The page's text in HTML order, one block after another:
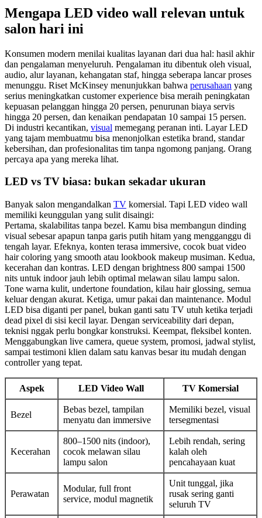
Mengapa LED video wall relevan untuk
salon hari ini
Konsumen modern menilai kualitas layanan dari dua hal: hasil akhir
dan pengalaman menyeluruh. Pengalaman itu dibentuk oleh visual,
audio, alur layanan, kehangatan staf, hingga seberapa lancar proses
menunggu. Riset McKinsey menunjukkan bahwa perusahaan yang
serius meningkatkan customer experience bisa meraih peningkatan
kepuasan pelanggan hingga 20 persen, penurunan biaya servis
hingga 20 persen, dan kenaikan pendapatan 10 sampai 15 persen.
Di industri kecantikan, visual memegang peranan inti. Layar LED
yang tajam membuatmu bisa menonjolkan estetika brand, standar
kebersihan, dan profesionalitas tim tanpa ngomong panjang. Orang
percaya apa yang mereka lihat.
LED vs TV biasa: bukan sekadar ukuran
Banyak salon mengandalkan TV komersial. Tapi LED video wall
memiliki keunggulan yang sulit disaingi:
Pertama, skalabilitas tanpa bezel. Kamu bisa membangun dinding
visual sebesar apapun tanpa garis putih hitam yang mengganggu di
tengah layar. Efeknya, konten terasa immersive, cocok buat video
hair coloring yang smooth atau lookbook makeup musiman. Kedua,
kecerahan dan kontras. LED dengan brightness 800 sampai 1500
nits untuk indoor jauh lebih optimal melawan silau lampu salon.
Tone warna kulit, undertone foundation, kilau hair glossing, semua
keluar dengan akurat. Ketiga, umur pakai dan maintenance. Modul
LED bisa diganti per panel, bukan ganti satu TV utuh ketika terjadi
dead pixel di sisi kecil layar. Dengan serviceability dari depan,
teknisi nggak perlu bongkar konstruksi. Keempat, fleksibel konten.
Menggabungkan live camera, queue system, promosi, jadwal stylist,
sampai testimoni klien dalam satu kanvas besar itu mudah dengan
controller yang tepat.
Aspek LED Video Wall TV Komersial
Bezel
Bebas bezel, tampilan
menyatu dan immersive
Memiliki bezel, visual
tersegmentasi
Kecerahan
800–1500 nits (indoor),
cocok melawan silau
lampu salon
Lebih rendah, sering
kalah oleh
pencahayaan kuat
Perawatan
Modular, full front
service, modul magnetik
Unit tunggal, jika
rusak sering ganti
seluruh TV